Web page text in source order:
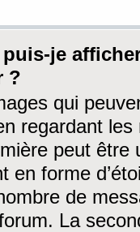
puis-je
?
qui
regardant
peut être
en forme
de
La